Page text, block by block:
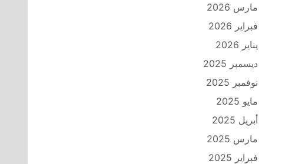
مارس 2026
فبراير 2026
يناير 2026
ديسمبر 2025
نوفمبر 2025
مايو 2025
أبريل 2025
مارس 2025
فبراير 2025